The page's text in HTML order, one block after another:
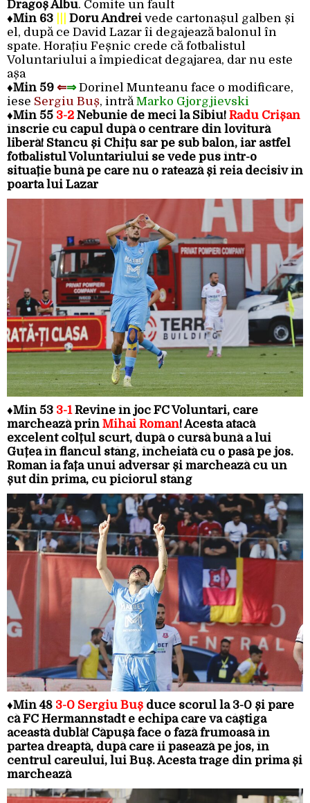
Dragoș Albu. Comite un fault
♦Min 63
Doru Andrei vede cartonașul galben și
el, după ce David Lazar îi degajează balonul în
spate. Horațiu Feșnic crede că fotbalistul
Voluntariului a împiedicat degajarea, dar nu este
așa
♦Min 59 ⇐⇒Dorinel Munteanu face o modificare,
iese Sergiu Buș, intrăMarko Gjorgjievski
♦Min 55 3-2 Nebunie de meci la Sibiu! Radu Crișan
înscrie cu capul după o centrare din lovitură
liberă! Stancu și Chițu sar pe sub balon, iar astfel
fotbalistul Voluntariului se vede pus într-o
situație bună pe care nu o ratează și reia decisiv în
poarta lui Lazar
♦Min 53 3-1Revine în joc FC Voluntari, care
marchează prin Mihai Roman! Acesta atacă
excelent colțul scurt, după o cursă bună a lui
Guțea în flancul stâng, încheiată cu o pasă pe jos.
Roman ia fața unui adversar și marchează cu un
șut din prima, cu piciorul stâng
♦Min 48 3-0 Sergiu Buș duce scorul la 3-0 și pare
că FC Hermannstadt e echipa care va câștiga
această dublă! Căpușă face o fază frumoasă în
partea dreaptă, după care îi pasează pe jos, în
centrul careului, lui Buș. Acesta trage din prima și
marchează